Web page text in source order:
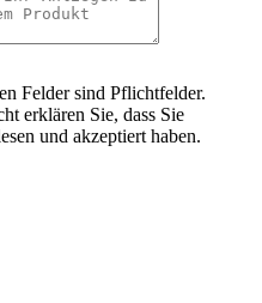
Felder sind Pflichtfelder.
erklären Sie, dass Sie
und akzeptiert haben.